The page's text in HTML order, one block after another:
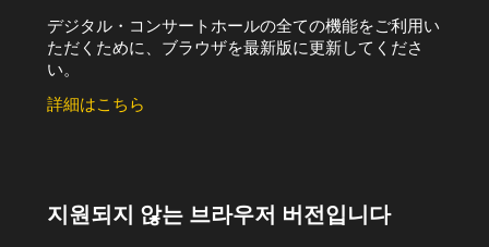
デジタル・コンサートホールの全ての機能をご利用い
ただくために、ブラウザを最新版に更新してくださ
い。
詳細はこちら
지원되지 않는 브라우저 버전입니다